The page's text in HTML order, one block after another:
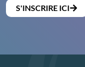
S'INSCRIRE ICI